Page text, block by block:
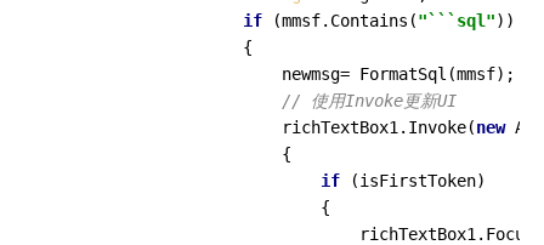
if (mmsf.Contains("```sql"))
                    {
                        newmsg= FormatSql(mmsf);
// 使用Invoke更新UI
                        richTextBox1.Invoke(
new
                        {
if (isFirstToken)
                            {